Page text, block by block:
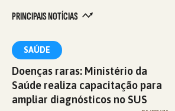
PRINCIPAIS NOTÍCIAS
SAÚDE
Doenças raras: Ministério da
Saúde realiza capacitação para
ampliar diagnósticos no SUS